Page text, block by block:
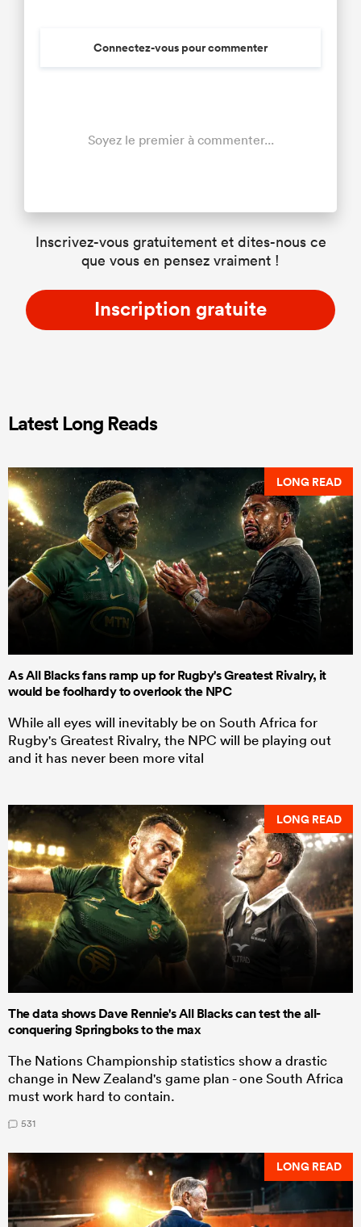
Connectez-vous pour commenter
Soyez le premier à commenter...
Inscrivez-vous gratuitement et dites-nous ce
que vous en pensez vraiment !
Inscription gratuite
Latest Long Reads
LONG READ
As All Blacks fans ramp up for Rugby's Greatest Rivalry, it
would be foolhardy to overlook the NPC
While all eyes will inevitably be on South Africa for
Rugby's Greatest Rivalry, the NPC will be playing out
and it has never been more vital
LONG READ
The data shows Dave Rennie's All Blacks can test the all-
conquering Springboks to the max
The Nations Championship statistics show a drastic
change in New Zealand's game plan - one South Africa
must work hard to contain.
531
LONG READ